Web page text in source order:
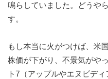
鳴らしていました。どうや
す。
もし本当に火がつけば、米
株価が下がり、不景気がや
ト7（アップルやエヌビデ